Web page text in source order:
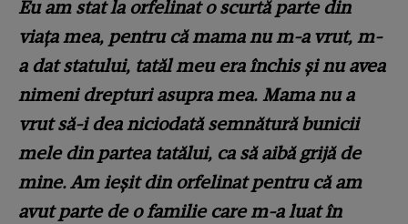
Eu am stat la orfelinat o scurtă parte din
viața mea, pentru că mama nu m-a vrut, m-
a dat statului, tatăl meu era închis și nu avea
nimeni drepturi asupra mea. Mama nu a
vrut să-i dea niciodată semnătură bunicii
mele din partea tatălui, ca să aibă grijă de
mine. Am ieșit din orfelinat pentru că am
avut parte de o familie care m-a luat în